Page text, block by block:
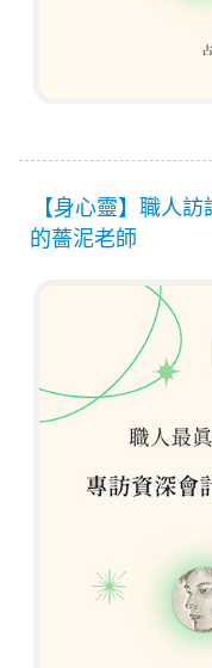
【身心靈】職人
的薔泥老師